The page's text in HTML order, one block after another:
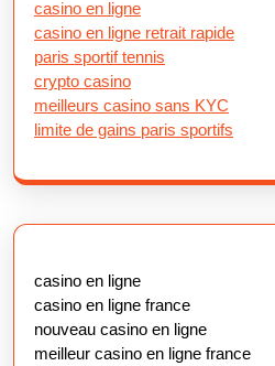
casino en ligne
casino en ligne retrait rapide
paris sportif tennis
crypto casino
meilleurs casino sans KYC
limite de gains paris sportifs
casino en ligne
casino en ligne france
nouveau casino en ligne
meilleur casino en ligne france